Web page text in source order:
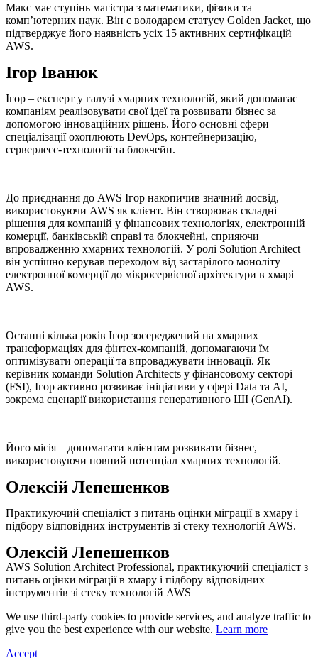
Макс має ступінь магістра з математики, фізики та
комп’ютерних наук. Він є володарем статусу Golden Jacket, що
підтверджує його наявність усіх 15 активних сертифікацій
AWS.
Ігор Іванюк
Ігор – експерт у галузі хмарних технологій, який допомагає
компаніям реалізовувати свої ідеї та розвивати бізнес за
допомогою інноваційних рішень. Його основні сфери
спеціалізації охоплюють DevOps, контейнеризацію,
серверлесс-технології та блокчейн.
До приєднання до AWS Ігор накопичив значний досвід,
використовуючи AWS як клієнт. Він створював складні
рішення для компаній у фінансових технологіях, електронній
комерції, банківській справі та блокчейні, сприяючи
впровадженню хмарних технологій. У ролі Solution Architect
він успішно керував переходом від застарілого моноліту
електронної комерції до мікросервісної архітектури в хмарі
AWS.
Останні кілька років Ігор зосереджений на хмарних
трансформаціях для фінтех-компаній, допомагаючи їм
оптимізувати операції та впроваджувати інновації. Як
керівник команди Solution Architects у фінансовому секторі
(FSI), Ігор активно розвиває ініціативи у сфері Data та AI,
зокрема сценарії використання генеративного ШІ (GenAI).
Його місія – допомагати клієнтам розвивати бізнес,
використовуючи повний потенціал хмарних технологій.
Олексій Лепешенков
Практикуючий спеціаліст з питань оцінки міграції в хмару і
підбору відповідних інструментів зі стеку технологій AWS.
Олексій Лепешенков
AWS Solution Architect Professional, практикуючий спеціаліст з
питань оцінки міграції в хмару і підбору відповідних
інструментів зі стеку технологій AWS
We use third-party cookies to provide services, and analyze traffic to
give you the best experience with our website. Learn more
Accept